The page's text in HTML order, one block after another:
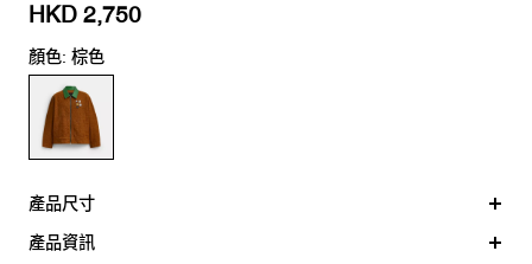
HKD 2,750
顏色: 棕色
產品尺寸
產品資訊